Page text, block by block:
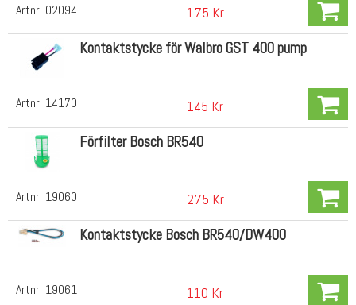
Artnr: 02094 175 Kr
Artnr: 14170
Kontaktstycke för Walbro GST 400 pump
145 Kr
Artnr: 19060
Förfilter Bosch BR540
275 Kr
Artnr: 19061
Kontaktstycke Bosch BR540/DW400
110 Kr